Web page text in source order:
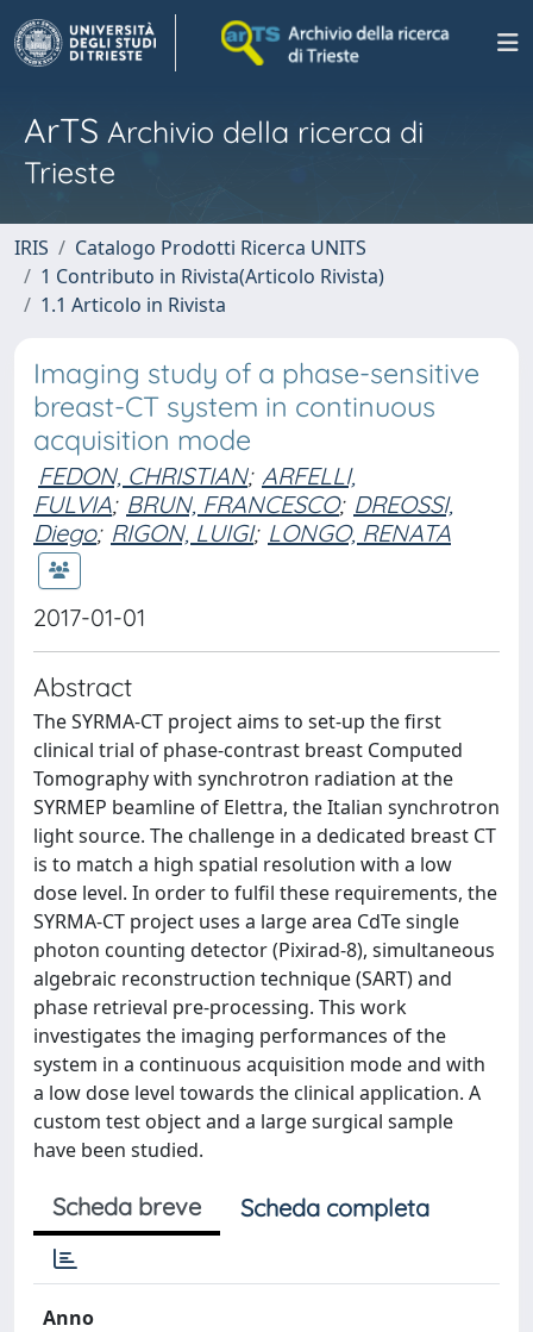
ArTS Archivio della ricerca di
Trieste
IRIS
Catalogo Prodotti Ricerca UNITS
1 Contributo in Rivista(Articolo Rivista)
1.1 Articolo in Rivista
Imaging study of a phase-sensitive
breast-CT system in continuous
acquisition mode
FEDON, CHRISTIAN; ARFELLI,
FULVIA; BRUN, FRANCESCO; DREOSSI,
Diego; RIGON, LUIGI; LONGO, RENATA
2017-01-01
Abstract
The SYRMA-CT project aims to set-up the first
clinical trial of phase-contrast breast Computed
Tomography with synchrotron radiation at the
SYRMEP beamline of Elettra, the Italian synchrotron
light source. The challenge in a dedicated breast CT
is to match a high spatial resolution with a low
dose level. In order to fulfil these requirements, the
SYRMA-CT project uses a large area CdTe single
photon counting detector (Pixirad-8), simultaneous
algebraic reconstruction technique (SART) and
phase retrieval pre-processing. This work
investigates the imaging performances of the
system in a continuous acquisition mode and with
a low dose level towards the clinical application. A
custom test object and a large surgical sample
have been studied.
Scheda breve Scheda completa
Anno